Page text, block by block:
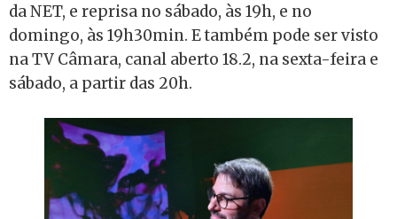
da NET, e reprisa no sábado, às 19h, e no
domingo, às 19h30min. E também pode ser visto
na TV Câmara, canal aberto 18.2, na sexta-feira e
sábado, a partir das 20h.